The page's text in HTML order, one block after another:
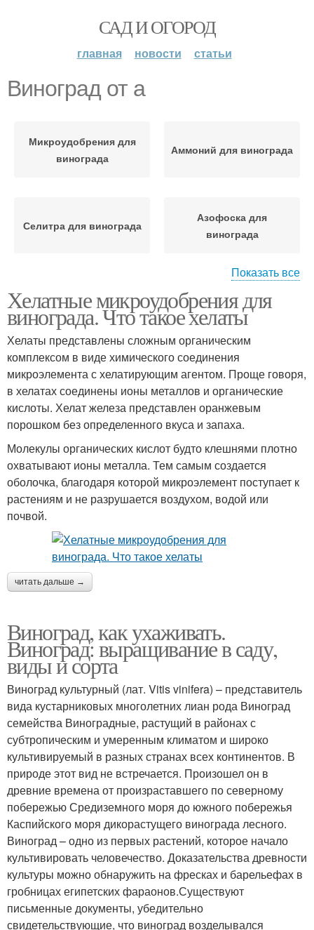
САД И ОГОРОД
главная новости статьи
Виноград от а
Микроудобрения для
винограда
Аммоний для винограда
Селитра для винограда
Азофоска для
винограда
Уход за виноградом
Суперфосфат для
винограда
Показать все
Хелатные микроудобрения для
винограда. Что такое хелаты
Хелаты представлены сложным органическим
комплексом в виде химического соединения
микроэлемента с хелатирующим агентом. Проще говоря,
в хелатах соединены ионы металлов и органические
кислоты. Хелат железа представлен оранжевым
порошком без определенного вкуса и запаха.
Молекулы органических кислот будто клешнями плотно
охватывают ионы металла. Тем самым создается
оболочка, благодаря которой микроэлемент поступает к
растениям и не разрушается воздухом, водой или
почвой.
читать дальше →
Виноград, как ухаживать.
Виноград: выращивание в саду,
виды и сорта
Виноград культурный (лат. Vitis vinifera) – представитель
вида кустарниковых многолетних лиан рода Виноград
семейства Виноградные, растущий в районах с
субтропическим и умеренным климатом и широко
культивируемый в разных странах всех континентов. В
природе этот вид не встречается. Произошел он в
древние времена от произраставшего по северному
побережью Средиземного моря до южного побережья
Каспийского моря дикорастущего винограда лесного.
Виноград – одно из первых растений, которое начало
культивировать человечество. Доказательства древности
культуры можно обнаружить на фресках и барельефах в
гробницах египетских фараонов.Существуют
письменные документы, убедительно
свидетельствующие, что виноград возделывался